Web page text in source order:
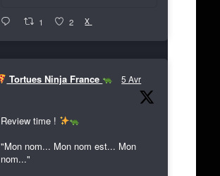
1 2 X
Tortues Ninja France 5 Avr
Review time !
"Mon nom... Mon nom est... Mon
nom..."